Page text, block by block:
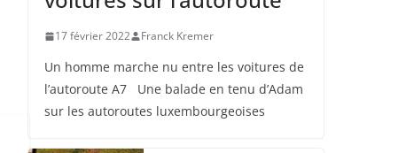
17 février 2022 Franck Kremer
Un homme marche nu entre les voitures de
l’autoroute A7 Une balade en tenu d’Adam
sur les autoroutes luxembourgeoises